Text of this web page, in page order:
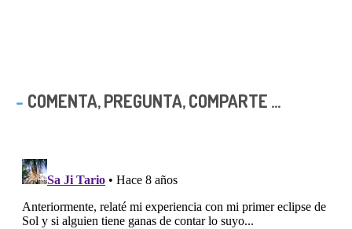
COMENTA, PREGUNTA, COMPARTE ...